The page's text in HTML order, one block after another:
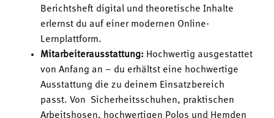
Berichtsheft digital und theoretische Inhalte
erlernst du auf einer modernen Online-
Lernplattform.
Mitarbeiterausstattung: Hochwertig ausgestattet
von Anfang an – du erhältst eine hochwertige
Ausstattung die zu deinem Einsatzbereich
passt. Von Sicherheitsschuhen, praktischen
Arbeitshosen, hochwertigen Polos und Hemden